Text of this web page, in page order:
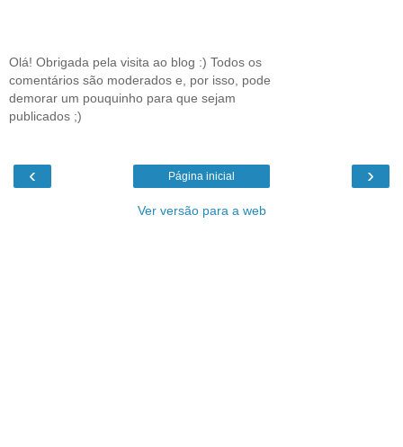
Olá! Obrigada pela visita ao blog :) Todos os
comentários são moderados e, por isso, pode
demorar um pouquinho para que sejam
publicados ;)
‹ ›
Página inicial
Ver versão para a web